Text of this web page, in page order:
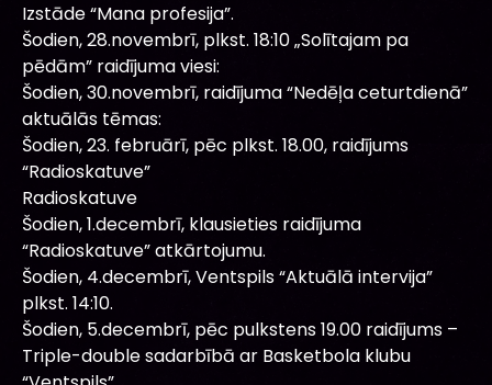
Izstāde “Mana profesija”.
Šodien, 28.novembrī, plkst. 18:10 „Solītajam pa
pēdām” raidījuma viesi:
Šodien, 30.novembrī, raidījuma “Nedēļa ceturtdienā”
aktuālās tēmas:
Šodien, 23. februārī, pēc plkst. 18.00, raidījums
“Radioskatuve”
Radioskatuve
Šodien, 1.decembrī, klausieties raidījuma
“Radioskatuve” atkārtojumu.
Šodien, 4.decembrī, Ventspils “Aktuālā intervija”
plkst. 14:10.
Šodien, 5.decembrī, pēc pulkstens 19.00 raidījums –
Triple-double sadarbībā ar Basketbola klubu